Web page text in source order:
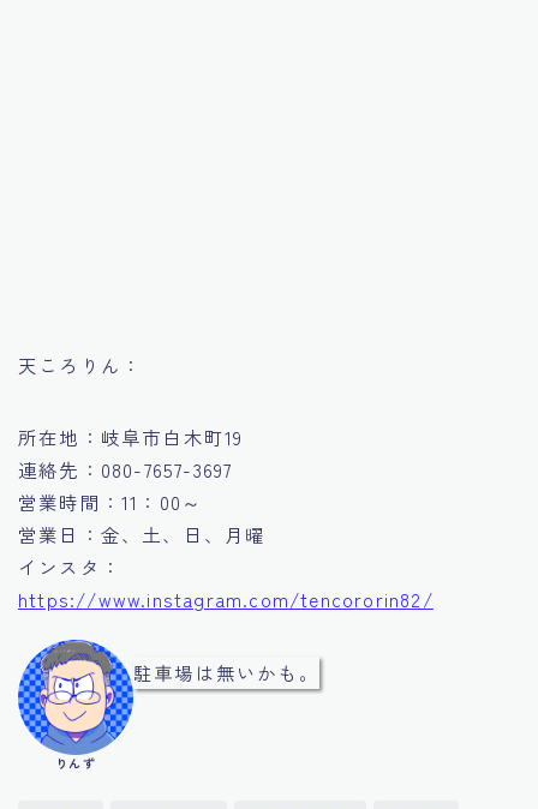
天ころりん：
所在地：岐阜市白木町19
連絡先：080-7657-3697
営業時間：11：00～
営業日：金、土、日、月曜
インスタ：
https://www.instagram.com/tencororin82/
りんず
駐車場は無いかも。